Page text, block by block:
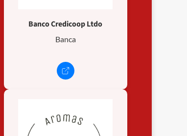
Banco Credicoop Ltdo
Banca